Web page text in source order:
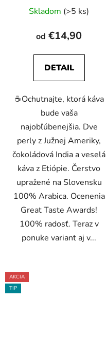
hodnotenie
produktu
5,0
z
hviezdičiek.
Skladom (>5 ks)
od €14,90
DETAIL
☕️Ochutnajte, ktorá káva
bude vaša
najobľúbenejšia. Dve
perly z Južnej Ameriky,
čokoládová India a veselá
káva z Etiópie. Čerstvo
upražené na Slovensku
100% Arabica. Ocenenia
Great Taste Awards!
100% radosť. Teraz v
ponuke variant aj v...
AKCIA
TIP